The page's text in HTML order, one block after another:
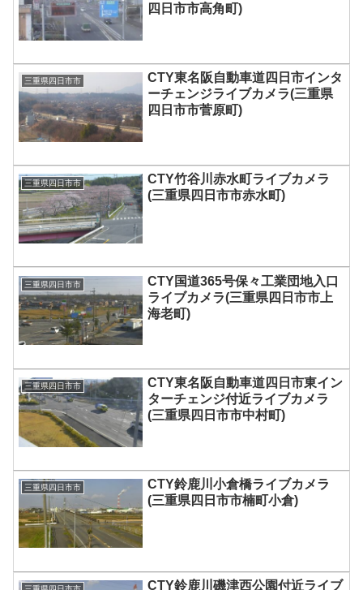
四日市市高角町)
三重県四日市市
CTY東名阪自動車道四日市インタ
ーチェンジライブカメラ(三重県
四日市市菅原町)
三重県四日市市
CTY竹谷川赤水町ライブカメラ
(三重県四日市市赤水町)
三重県四日市市
CTY国道365号保々工業団地入口
ライブカメラ(三重県四日市市上
海老町)
三重県四日市市
CTY東名阪自動車道四日市東イン
ターチェンジ付近ライブカメラ
(三重県四日市市中村町)
三重県四日市市
CTY鈴鹿川小倉橋ライブカメラ
(三重県四日市市楠町小倉)
CTY鈴鹿川磯津西公園付近ライブ